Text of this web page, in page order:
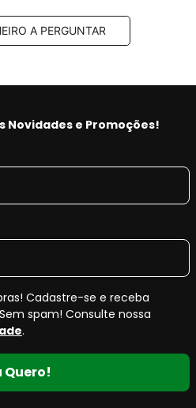
A PERGUNTAR
Novidades e Promoções!
Cadastre-se e receba
spam! Consulte nossa
.
Quero!